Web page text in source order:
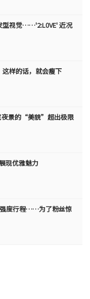
型视觉……'2:L0VE' 近况
这样的话，就会瘦下
景的“美貌”超出极限
现优雅魅力
度行程……为了粉丝惊